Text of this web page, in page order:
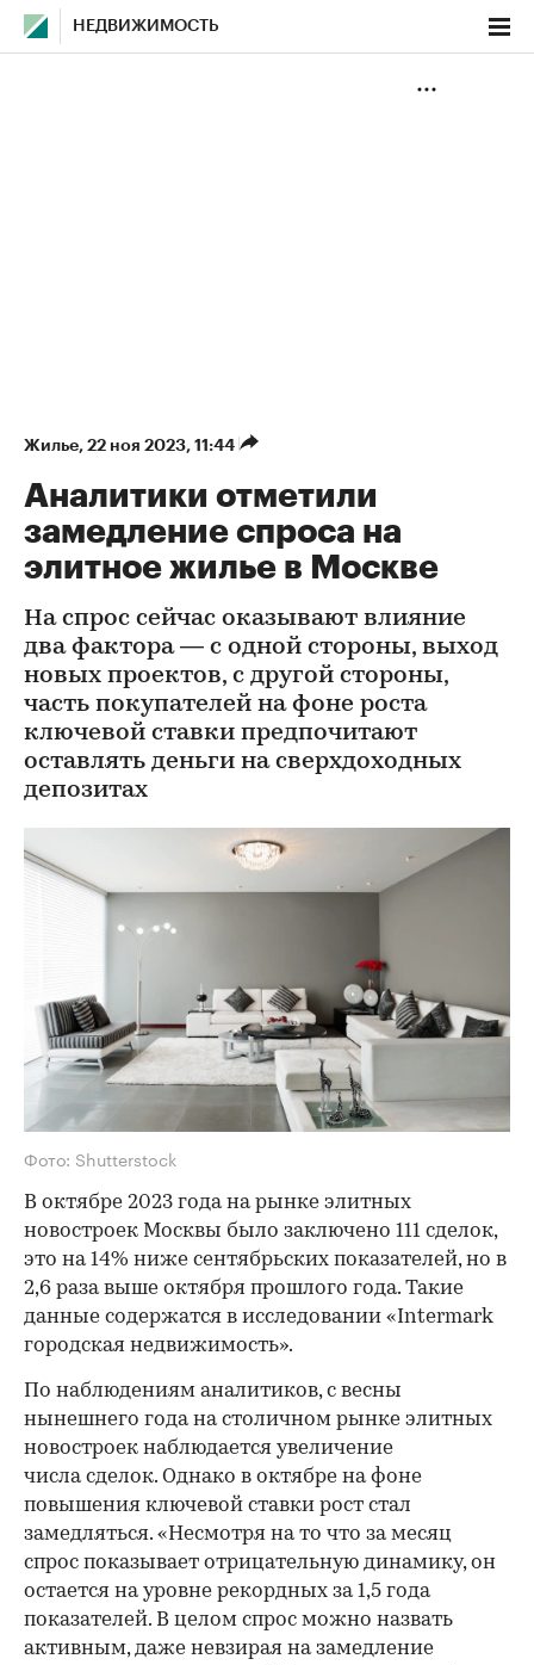
НЕДВИЖИМОСТЬ
Жилье⁠, 22 ноя 2023, 11:44
Аналитики отметили
замедление спроса на
элитное жилье в Москве
На спрос сейчас оказывают влияние
два фактора — с одной стороны, выход
новых проектов, с другой стороны,
часть покупателей на фоне роста
ключевой ставки предпочитают
оставлять деньги на сверхдоходных
депозитах
Фото: Shutterstock
В октябре 2023 года на рынке элитных
новостроек Москвы было заключено 111 сделок,
это на 14% ниже сентябрьских показателей, но в
2,6 раза выше октября прошлого года. Такие
данные содержатся в исследовании «Intermark
городская недвижимость».
По наблюдениям аналитиков, с весны
нынешнего года на столичном рынке элитных
новостроек наблюдается увеличение
числа сделок. Однако в октябре на фоне
повышения ключевой ставки рост стал
замедляться. «Несмотря на то что за месяц
спрос показывает отрицательную динамику, он
остается на уровне рекордных за 1,5 года
показателей. В целом спрос можно назвать
активным, даже невзирая на замедление